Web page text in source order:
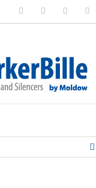
LinkedInFacebookInstagram